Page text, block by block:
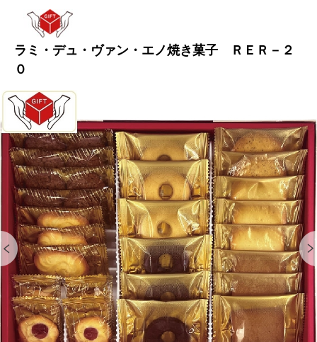
ラミ・デュ・ヴァン・エノ焼き菓子 ＲＥＲ－２
０